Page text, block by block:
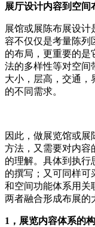
展厅设计内容到空间
展馆或展陈布展设计
容不仅仅是考量陈列
的布局，更重要的是
法的多样性等对空间
大小，层高，交通，
的不同需求。
因此，做展览馆或展
方法，又需要对内容
的理解。具体到执行
的撰写；又可同样可
和空间功能体系用关
两者融合形成布展的
1，展览内容体系的